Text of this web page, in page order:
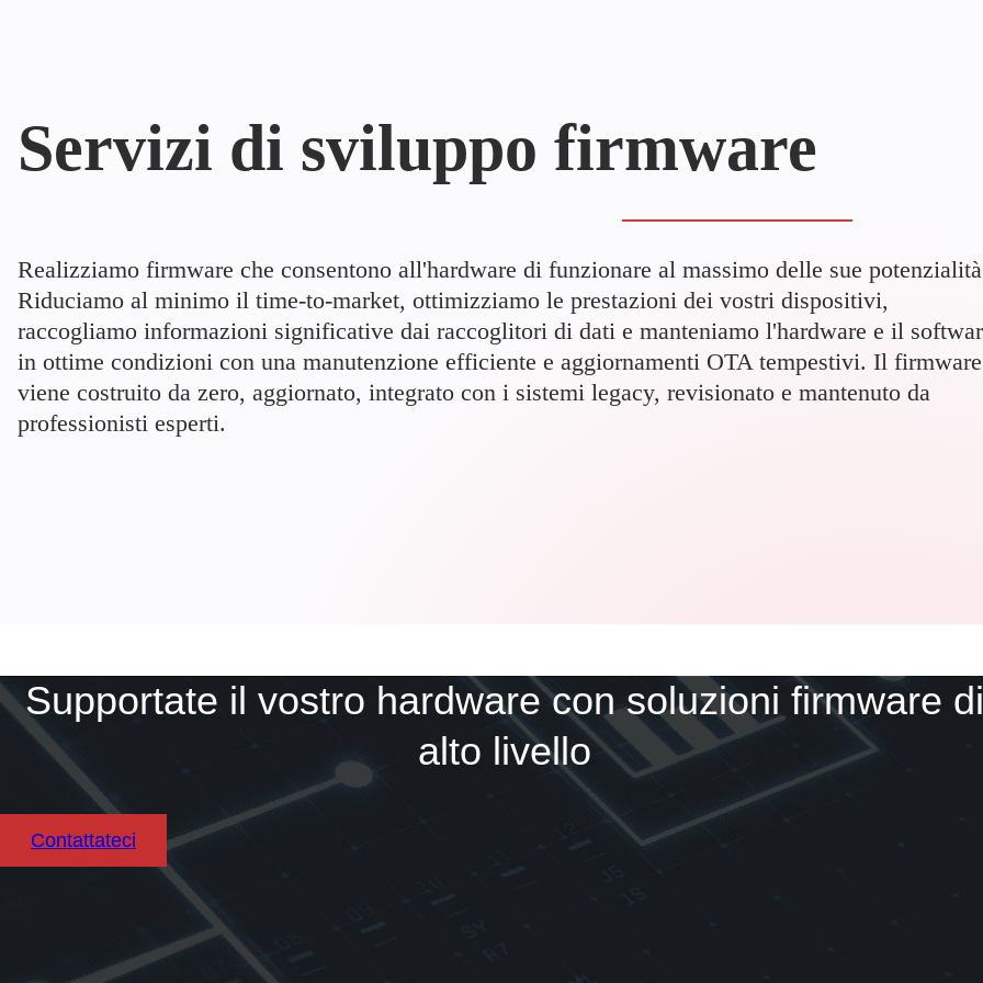
Servizi di sviluppo firmware
Realizziamo firmware che consentono all'hardware di funzionare al massimo delle sue
Riduciamo al minimo il time-to-market, ottimizziamo le prestazioni dei vostri dispositivi,
raccogliamo informazioni significative dai raccoglitori di dati e manteniamo l'hardware e il
in ottime condizioni con una manutenzione efficiente e aggiornamenti OTA tempestivi. Il firmware
viene costruito da zero, aggiornato, integrato con i sistemi legacy, revisionato e mantenuto da
professionisti esperti.
Supportate il vostro hardware con soluzioni firmware di
alto livello
Contattateci